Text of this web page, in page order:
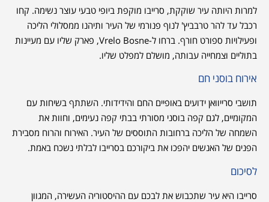
למרות היותה עיר שוקקת, סרייבו מוקפת ביופי טבעי עוצר נשימה. קחו
רכבל עד להר טרבביץ' לנוף פנורמי של העיר ותיהנו ממסלולי הליכה
ופעילויות ספורט חורף. ברחו ל-Vrelo Bosne, פארק שליו עם מעיינות
בתוליים וצמחייה עבותה, מושלם למפלט שליו.
אירוח בוסני חם
תושבי סרייוואן ידועים באופיים החם והידידותי. השתתף בשיחות עם
המקומיים, לגם קפה בוסני מסורתי בבתי קפה נעימים, וחוות את
השמחה של הליכה ברחובות התוססים של העיר. האירוח והרוח מסבירת
הפנים של האנשים יהפכו את ביקורכם בסרייבו לבלתי נשכח באמת.
לסיכום
סרייבו היא עיר שתכבוש את לבכם עם ההיסטוריה העשירה, המגוון